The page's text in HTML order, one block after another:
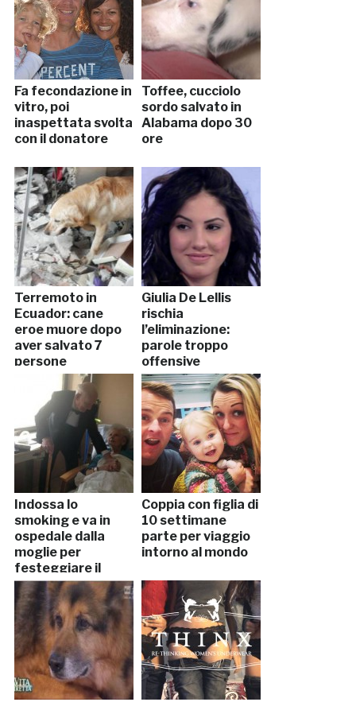
Fa fecondazione in
vitro, poi
inaspettata svolta
con il donatore
Toffee, cucciolo
sordo salvato in
Alabama dopo 30
ore
Terremoto in
Ecuador: cane
eroe muore dopo
aver salvato 7
persone
Giulia De Lellis
rischia
l’eliminazione:
parole troppo
offensive
Indossa lo
smoking e va in
ospedale dalla
moglie per
festeggiare il
57esimo
anniversario
Coppia con figlia di
10 settimane
parte per viaggio
intorno al mondo